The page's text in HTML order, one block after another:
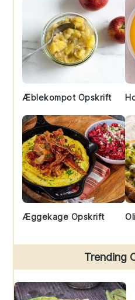
Æblekompot Opskrift
Æggekage Opskrift
Trending